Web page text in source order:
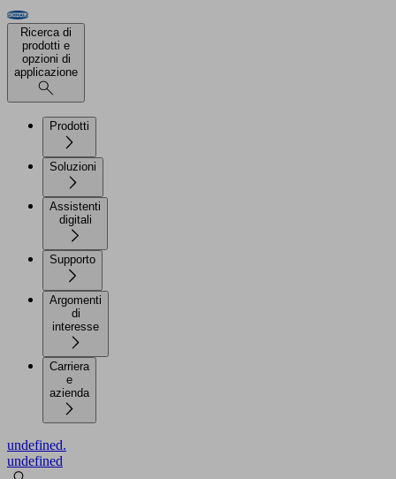
Ricerca di
prodotti e
opzioni di
applicazione
Prodotti
Soluzioni
Assistenti
Supporto
Argomenti
di
Carriera
e
azienda
undefined.
undefined